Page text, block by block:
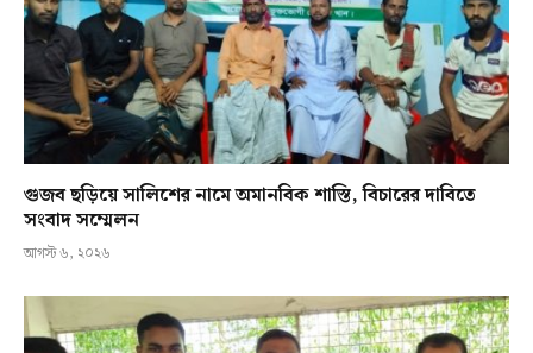
গুজব ছড়িয়ে সালিশের নামে অমানবিক শাস্তি, বিচারের দাবিতে
সংবাদ সম্মেলন
আগস্ট ৬, ২০২৬